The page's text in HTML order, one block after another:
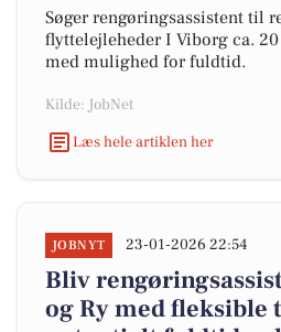
Søger rengøringsassistent til
flyttelejleheder I Viborg ca.
med mulighed for fuldtid.
Kilde: JobNet
Læs hele artiklen her
JOBNYT 23-01-2026 22:54
Bliv
og Ry med fleksible